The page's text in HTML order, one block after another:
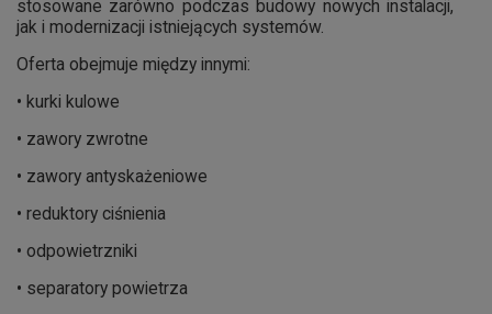
stosowane zarówno podczas budowy nowych instalacji,
jak i modernizacji istniejących systemów.
Oferta obejmuje między innymi:
• kurki kulowe
• zawory zwrotne
• zawory antyskażeniowe
• reduktory ciśnienia
• odpowietrzniki
• separatory powietrza